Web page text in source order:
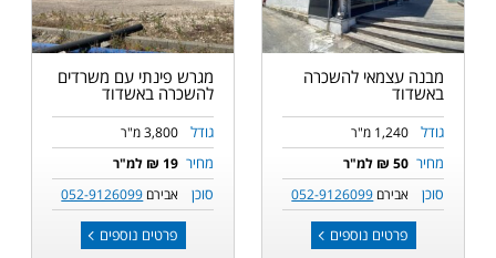
מבנה עצמאי להשכרה
באשדוד
גודל 1,240 מ"ר
מחיר 50 ₪ למ"ר
סוכן אבירם 052-9126099
פרטים נוספים
מגרש פינתי עם משרדים
להשכרה באשדוד
גודל 3,800 מ"ר
מחיר 19 ₪ למ"ר
סוכן אבירם 052-9126099
פרטים נוספים